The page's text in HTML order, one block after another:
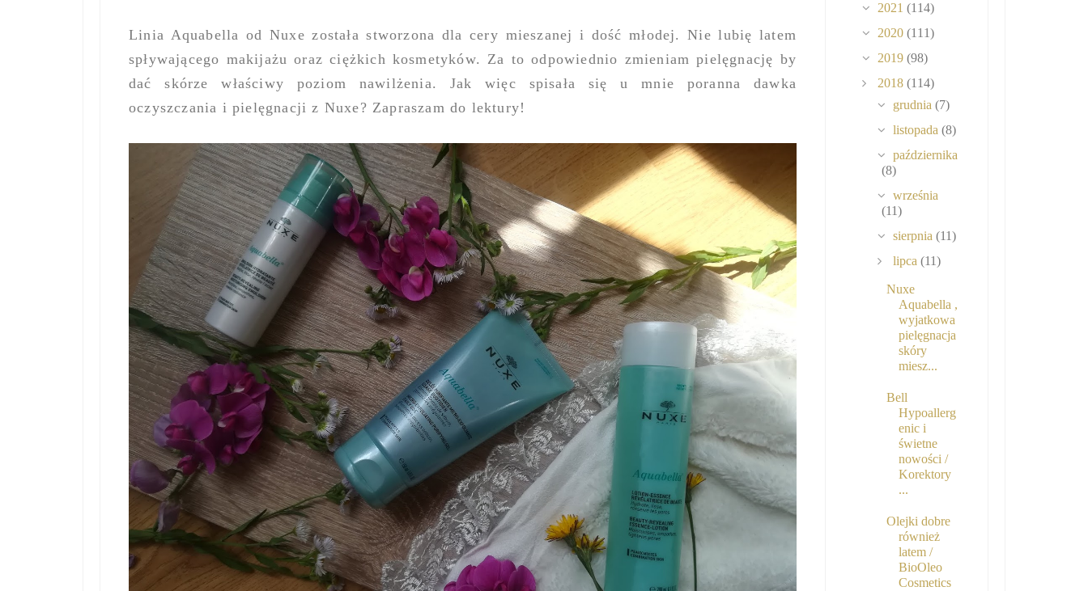
Linia Aquabella od Nuxe została stworzona dla cery mieszanej i dość młodej. Nie lubię latem
spływającego makijażu oraz ciężkich kosmetyków. Za to odpowiednio zmieniam pielęgnację by
dać skórze właściwy poziom nawilżenia. Jak więc spisała się u mnie poranna dawka
oczyszczania i pielęgnacji z Nuxe? Zapraszam do lektury!
2021 (114)
2020 (111)
2019 (98)
2018 (114)
grudnia(7)
listopada(8)
października
(8)
września
(11)
sierpnia(11)
lipca(11)
Nuxe
Aquabella ,
wyjatkowa
pielęgnacja
skóry
miesz...
Bell
Hypoallerg
enic i
świetne
nowości /
Korektory
...
Olejki dobre
również
latem /
BioOleo
Cosmetics